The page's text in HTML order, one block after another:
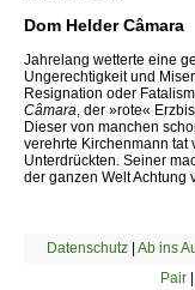
Dom Helder Câmara
Jahrelang wetterte eine
Ungerechtigkeit und
Resignation oder
Câmara , der »rote«
Dieser von manchen
verehrte Kirchenmann tat
Unterdrückten. Seiner
der ganzen Welt Achtung
Datenschutz| Ab ins
Pair |